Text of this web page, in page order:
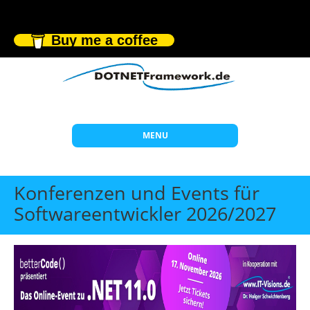
Buy me a coffee
MENU
Start
Themen
Individuelle Schulungen
Offene Seminare
Wissen
Konferenzen und Events für
Softwareentwickler 2026/2027